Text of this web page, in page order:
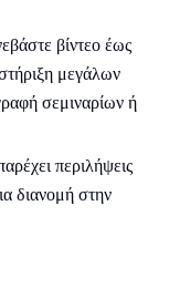
βίντεο έως
μεγάλων
σεμιναρίων ή
περιλήψεις
διανομή στην